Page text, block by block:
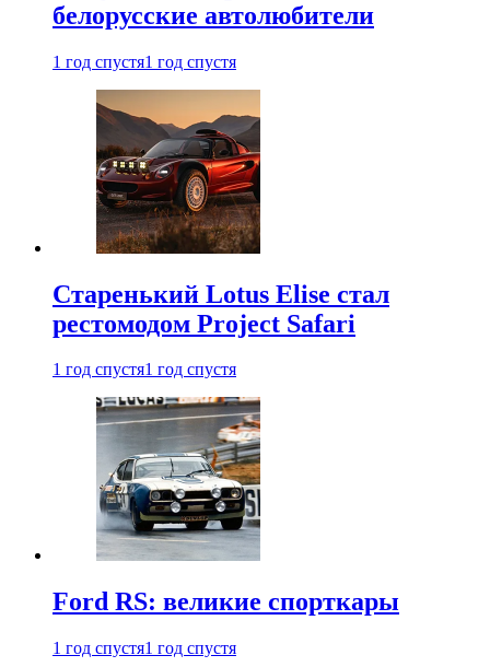
белорусские автолюбители
1 год спустя1 год спустя
Старенький Lotus Elise стал
рестомодом Project Safari
1 год спустя1 год спустя
Ford RS: великие спорткары
1 год спустя1 год спустя